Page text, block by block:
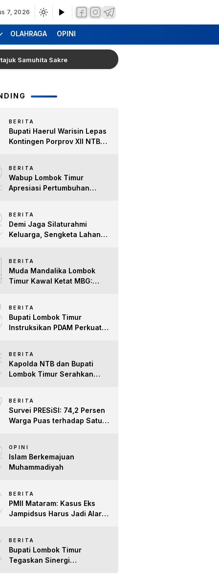
7, 2026
OLAHRAGA OPINI
Sakre Hearing Warga Dara Kunci Ke
BERITA
Bupati Haerul Warisin Lepas
Kontingen Porprov XII NTB
untuk Lombok Timur
BERITA
Wabup Lombok Timur
Apresiasi Pertumbuhan
Difabel
BERITA
Demi Jaga Silaturahmi
Keluarga, Sengketa Lahan
BERITA
Muda Mandalika Lombok
Timur Kawal Ketat MBG:
BERITA
Bupati Lombok Timur
Instruksikan PDAM Perkuat
Terpenuhi
BERITA
Kapolda NTB dan Bupati
Lombok Timur Serahkan
Kepedulian Sosial
BERITA
Survei PRESiSI: 74,2 Persen
Warga Puas terhadap Satu
OPINI
Islam Berkemajuan
Muhammadiyah
BERITA
PMII Mataram: Kasus Eks
Jampidsus Harus Jadi Alarm
BERITA
Bupati Lombok Timur
Tegaskan Sinergi